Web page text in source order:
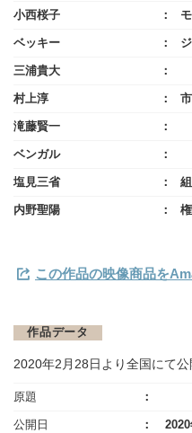
小西桜子
ベッキー
三浦貴大
村上淳 市
滝藤賢一
ベンガル
塩見三省
内野聖陽
この作品の映像商品を
作品データ
2020年2月28日より全国にて公
原題
公開日